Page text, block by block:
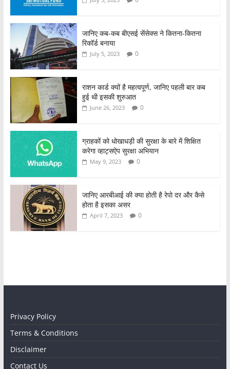
जानिए कब-कब बीएसई सेंसेक्स ने कितना-कितना
रिकॉर्ड बनाया
July 5, 2023 0
राशन कार्ड क्यों है महत्वपूर्ण, जानिए पहली बार कब
हुई थी इसकी शुरुआत
June 26, 2023 0
ग्राहकों को धोखाधड़ी की सुरक्षा के बारे में शिक्षित
करेगा व्हाट्सऐप सुरक्षा अभियान
May 9, 2023 0
जानिए आरबीआई की क्या होती है रेपो दर और कैसे
होता है इसका असर
April 7, 2023 0
Privacy Policy
Terms & Conditions
Disclaimer
Contact Us